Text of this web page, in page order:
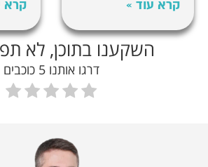
קרא עוד » קרא
השקענו בתוכן, לא
דרגו אותנו 5 כוכבים